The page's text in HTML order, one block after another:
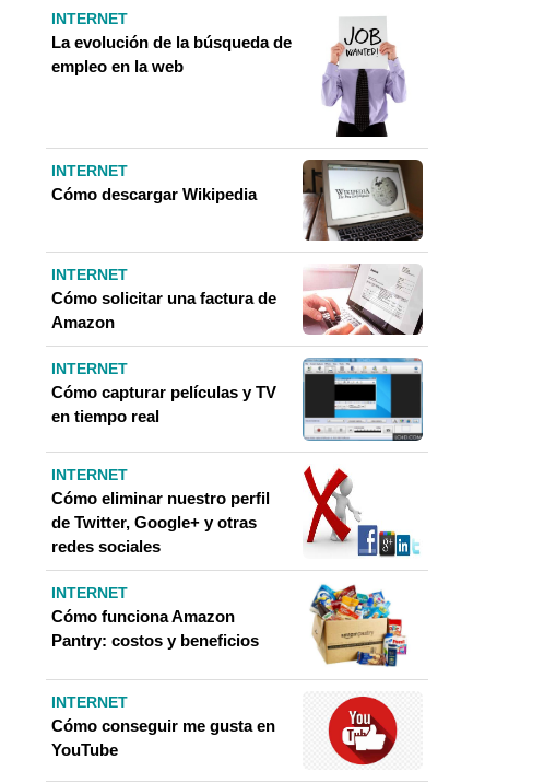
INTERNET
La evolución de la búsqueda de
empleo en la web
INTERNET
Cómo descargar Wikipedia
INTERNET
Cómo solicitar una factura de
Amazon
INTERNET
Cómo capturar películas y TV
en tiempo real
INTERNET
Cómo eliminar nuestro perfil
de Twitter, Google+ y otras
redes sociales
INTERNET
Cómo funciona Amazon
Pantry: costos y beneficios
INTERNET
Cómo conseguir me gusta en
YouTube